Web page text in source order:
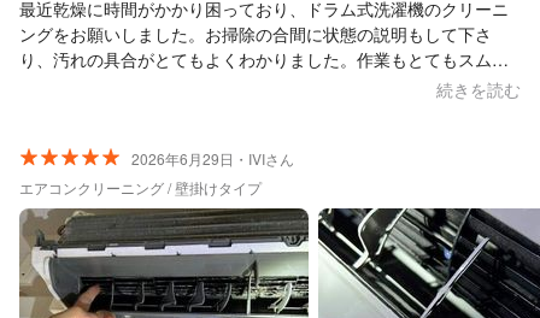
最近乾燥に時間がかかり困っており、ドラム式洗濯機のクリーニ
ングをお願いしました。お掃除の合間に状態の説明もして下さ
り、汚れの具合がとてもよくわかりました。作業もとてもスムー
ズで、あっという間に綺麗になりました。クリーニング後はしっ
続きを読む
2026年6月29日・IVIさん
エアコンクリーニング / 壁掛けタイプ